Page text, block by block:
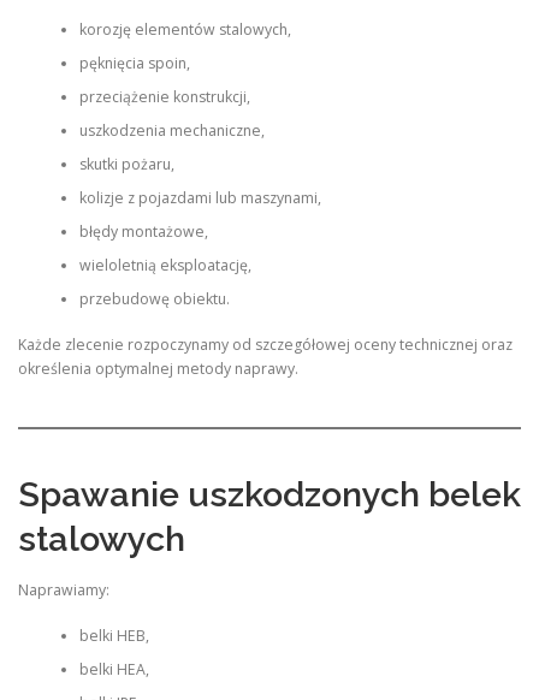
korozję elementów stalowych,
pęknięcia spoin,
przeciążenie konstrukcji,
uszkodzenia mechaniczne,
skutki pożaru,
kolizje z pojazdami lub maszynami,
błędy montażowe,
wieloletnią eksploatację,
przebudowę obiektu.
Każde zlecenie rozpoczynamy od szczegółowej oceny technicznej oraz
określenia optymalnej metody naprawy.
Spawanie uszkodzonych belek
stalowych
Naprawiamy:
belki HEB,
belki HEA,